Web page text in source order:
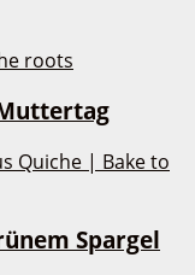
Spargel